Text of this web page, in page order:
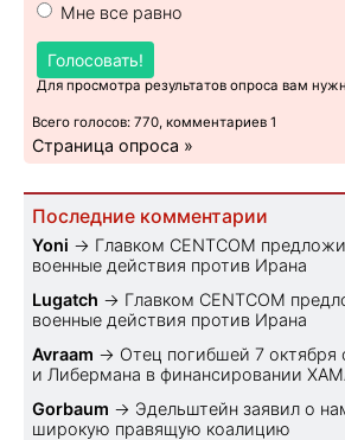
Мне все равно
Голосовать!
Для просмотра результатов опроса вам
Всего голосов: 770, комментариев 1
Страница опроса »
Последние комментарии
Yoni → Главком CENTCOM
военные действия против Ирана
Lugatch → Главком CENTCOM
военные действия против Ирана
Avraam → Отец погибшей 7 октября
и Либермана в финансировании
Gorbaum → Эдельштейн заявил о
широкую правящую коалицию